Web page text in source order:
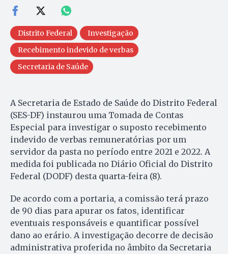
Distrito Federal
Investigação
Recebimento indevido de verbas
Secretaria de Saúde
A Secretaria de Estado de Saúde do Distrito Federal
(SES-DF) instaurou uma Tomada de Contas
Especial para investigar o suposto recebimento
indevido de verbas remuneratórias por um
servidor da pasta no período entre 2021 e 2022. A
medida foi publicada no Diário Oficial do Distrito
Federal (DODF) desta quarta-feira (8).
De acordo com a portaria, a comissão terá prazo
de 90 dias para apurar os fatos, identificar
eventuais responsáveis e quantificar possível
dano ao erário. A investigação decorre de decisão
administrativa proferida no âmbito da Secretaria